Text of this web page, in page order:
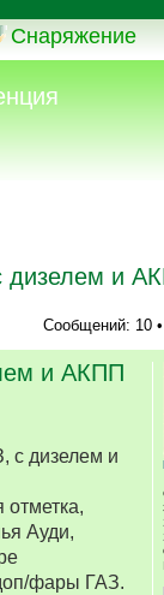
Снаряжение
дизелем и
Сообщений: 10
и АКПП
с дизелем и
Ауди,
фары ГАЗ.